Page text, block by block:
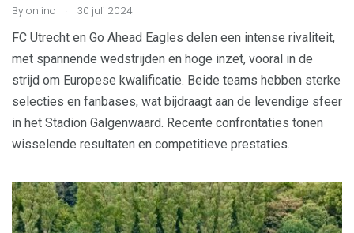
Byonlino . 30 juli 2024
FC Utrecht en Go Ahead Eagles delen een intense rivaliteit,
met spannende wedstrijden en hoge inzet, vooral in de
strijd om Europese kwalificatie. Beide teams hebben sterke
selecties en fanbases, wat bijdraagt aan de levendige sfeer
in het Stadion Galgenwaard. Recente confrontaties tonen
wisselende resultaten en competitieve prestaties.